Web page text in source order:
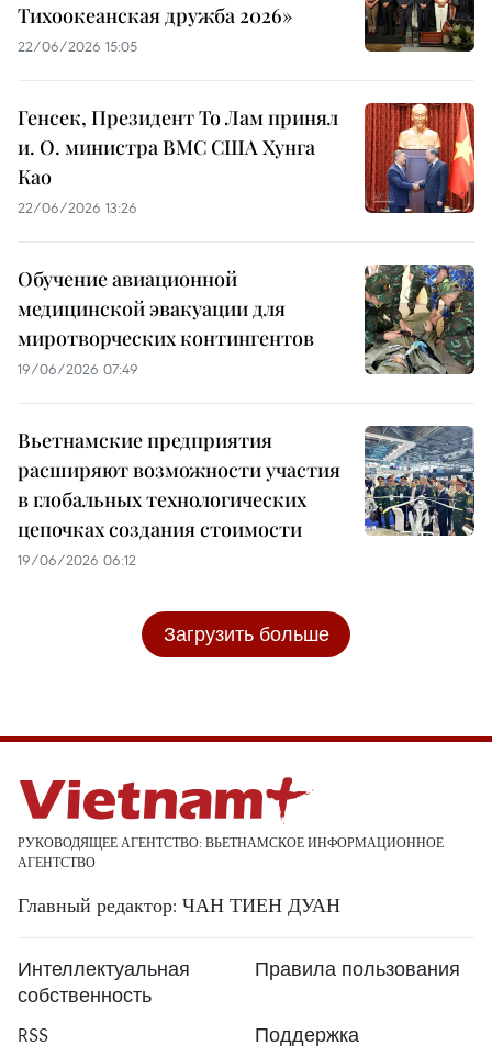
Тихоокеанская дружба 2026»
22/06/2026 15:05
Генсек, Президент То Лам принял
и. О. министра ВМС США Хунга
Као
22/06/2026 13:26
Обучение авиационной
медицинской эвакуации для
миротворческих контингентов
19/06/2026 07:49
Вьетнамские предприятия
расширяют возможности участия
в глобальных технологических
цепочках создания стоимости
19/06/2026 06:12
Загрузить больше
РУКОВОДЯЩЕЕ АГЕНТСТВО: ВЬЕТНАМСКОЕ ИНФОРМАЦИОННОЕ
АГЕНТСТВО
Главный редактор: ЧАН ТИЕН ДУАН
Интеллектуальная
собственность
Правила пользования
RSS Поддержка